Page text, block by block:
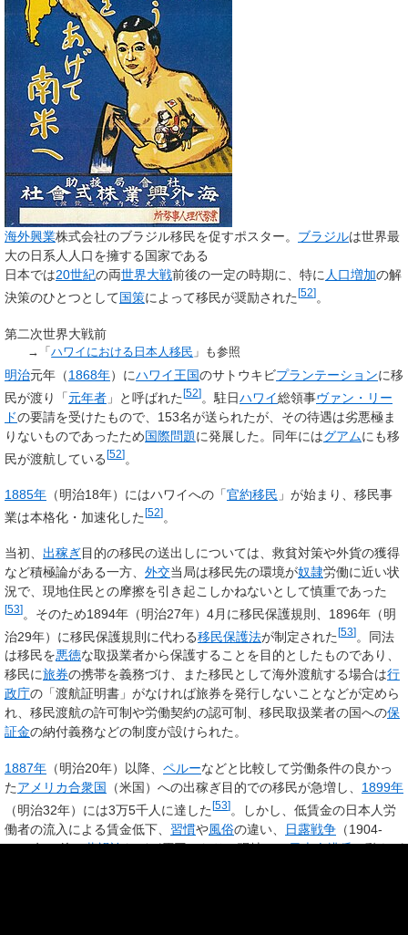
海外興業株式会社のブラジル移民を促すポスター。 ブラジルは世界最
大の日系人人口を擁する国家である
日本では20世紀の両世界大戦前後の一定の時期に、特に人口増加の解
決策のひとつとして国策によって移民が奨励された [52] 。
第二次世界大戦前
→「ハワイにおける日本人移民 」も参照
明治元年（1868年）にハワイ王国のサトウキビプランテーションに移
民が渡り「元年者 」と呼ばれた[52]。駐日ハワイ総領事ヴァン・リー
ドの要請を受けたもので、153名が送られたが、その待遇は劣悪極ま
りないものであったため国際問題に発展した。同年にはグアムにも移
民が渡航している[52]。
1885年 （明治18年）にはハワイへの「官約移民 」が始まり、移民事
業は本格化・加速化した[52]。
当初、 出稼ぎ目的の移民の送出しについては、救貧対策や外貨の獲得
など積極論がある一方、 外交当局は移民先の環境が奴隷労働に近い状
況で、現地住民との摩擦を引き起こしかねないとして慎重であった
[53] 。そのため1894年（明治27年）4月に移民保護規則、1896年（明
治29年）に移民保護規則に代わる移民保護法が制定された[53]。同法
は移民を悪徳な取扱業者から保護することを目的としたものであり、
移民に旅券の携帯を義務づけ、また移民として海外渡航する場合は行
政庁の「渡航証明書」がなければ旅券を発行しないことなどが定めら
れ、移民渡航の許可制や労働契約の認可制、移民取扱業者の国への保
証金の納付義務などの制度が設けられた。
1887年 （明治20年）以降、 ペルーなどと比較して労働条件の良かっ
たアメリカ合衆国 （米国）への出稼ぎ目的での移民が急増し、 1899年
（明治32年）には3万5千人に達した[53]。しかし、低賃金の日本人労
働者の流入による賃金低下、 習慣や風俗の違い、 日露戦争 （1904-
1905年）後の黄禍論などが原因となり、現地では日本人排斥の動きが